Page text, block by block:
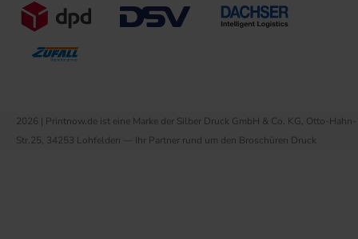
2026 | Printnow.de ist eine Marke der Silber Druck GmbH & Co. KG, Otto-Hahn-
Str.25, 34253 Lohfelden — Ihr Partner rund um den Broschüren Druck